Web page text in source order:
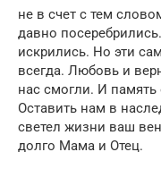
не в счет с тем
давно
искрились. Но эти
всегда. Любовь и
нас смогли. И
Оставить нам в
светел жизни ваш
долго Мама и Отец.